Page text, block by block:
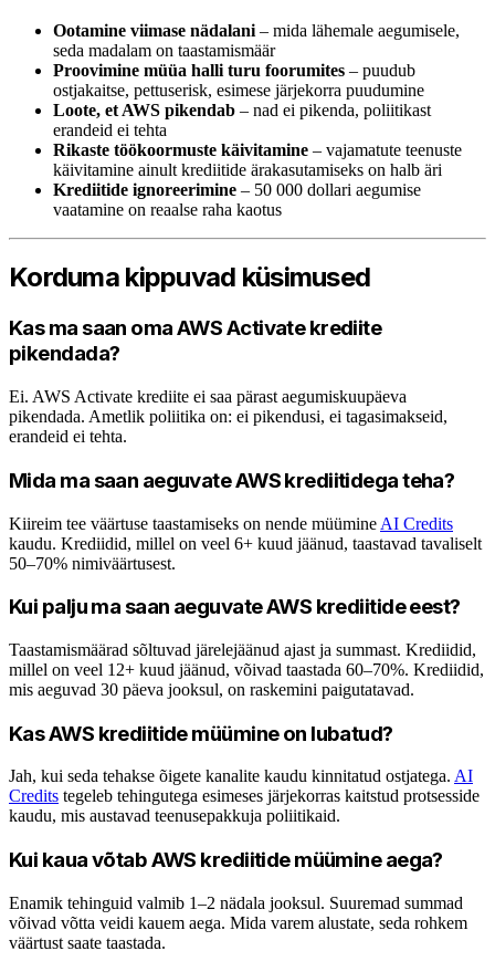
Ootamine viimase nädalani – mida lähemale aegumisele,
seda madalam on taastamismäär
Proovimine müüa halli turu foorumites – puudub
ostjakaitse, pettuserisk, esimese järjekorra puudumine
Loote, et AWS pikendab – nad ei pikenda, poliitikast
erandeid ei tehta
Rikaste töökoormuste käivitamine – vajamatute teenuste
käivitamine ainult krediitide ärakasutamiseks on halb äri
Krediitide ignoreerimine – 50 000 dollari aegumise
vaatamine on reaalse raha kaotus
Korduma kippuvad küsimused
Kas ma saan oma AWS Activate krediite
pikendada?
Ei. AWS Activate krediite ei saa pärast aegumiskuupäeva
pikendada. Ametlik poliitika on: ei pikendusi, ei tagasimakseid,
erandeid ei tehta.
Mida ma saan aeguvate AWS krediitidega teha?
Kiireim tee väärtuse taastamiseks on nende müümine AI Credits
kaudu. Krediidid, millel on veel 6+ kuud jäänud, taastavad tavaliselt
50–70% nimiväärtusest.
Kui palju ma saan aeguvate AWS krediitide eest?
Taastamismäärad sõltuvad järelejäänud ajast ja summast. Krediidid,
millel on veel 12+ kuud jäänud, võivad taastada 60–70%. Krediidid,
mis aeguvad 30 päeva jooksul, on raskemini paigutatavad.
Kas AWS krediitide müümine on lubatud?
Jah, kui seda tehakse õigete kanalite kaudu kinnitatud ostjatega. AI
Credits tegeleb tehingutega esimeses järjekorras kaitstud protsesside
kaudu, mis austavad teenusepakkuja poliitikaid.
Kui kaua võtab AWS krediitide müümine aega?
Enamik tehinguid valmib 1–2 nädala jooksul. Suuremad summad
võivad võtta veidi kauem aega. Mida varem alustate, seda rohkem
väärtust saate taastada.